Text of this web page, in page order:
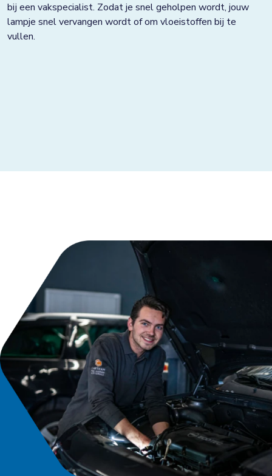
Kampen
Kolham
Noardburgum
Odoorn
Oldenzaal
Ophemert
Peize
Purmerend
bij een vakspecialist. Zodat je snel geholpen wordt, jouw
lampje snel vervangen wordt of om vloeistoffen bij te
vullen.